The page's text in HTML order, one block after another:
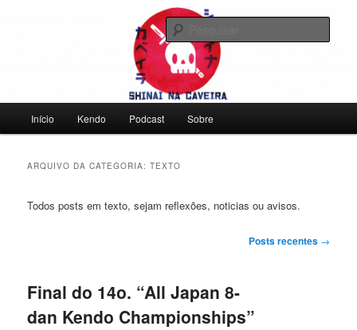
Shinai na Caveira
Falamos sobre kendo, mas não leve a gente a sério
principal
Início Kendo Podcast Sobre
ARQUIVO DA CATEGORIA:TEXTO
Todos posts em texto, sejam reflexões, noticias ou avisos.
Posts recentes →
Final do 14o. “All Japan 8-
dan Kendo Championships”